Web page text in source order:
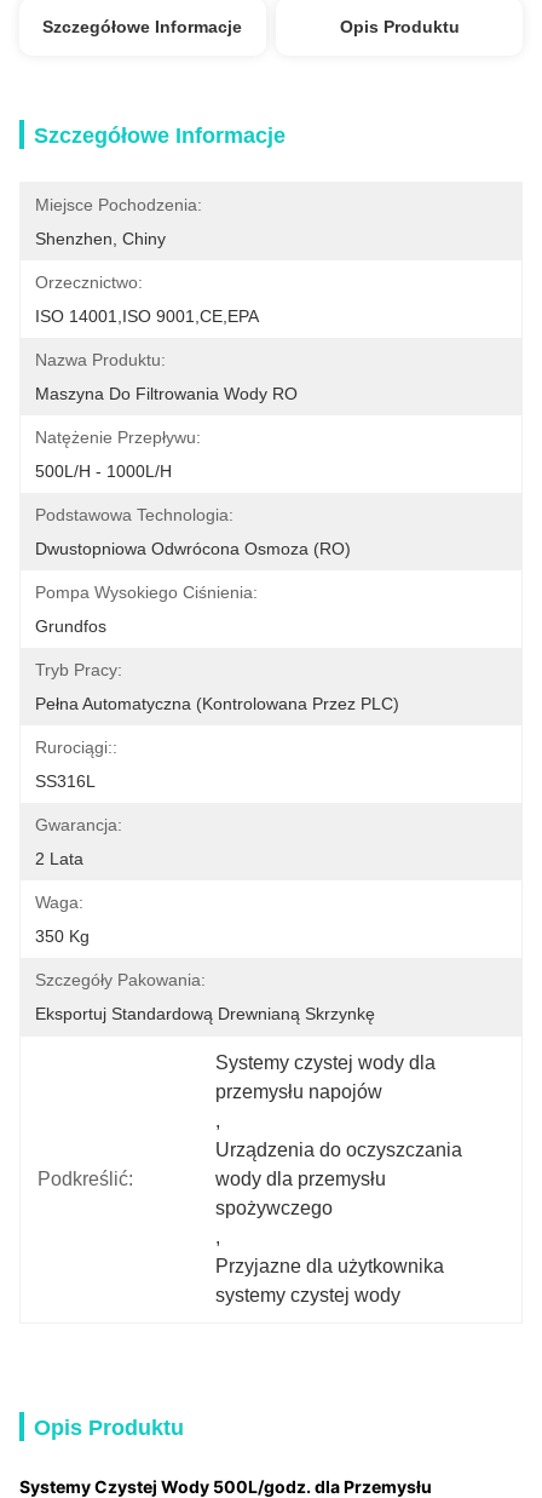
Szczegółowe Informacje Opis Produktu
Szczegółowe Informacje
Miejsce Pochodzenia:
Shenzhen, Chiny
Orzecznictwo:
ISO 14001,ISO 9001,CE,EPA
Nazwa Produktu:
Maszyna Do Filtrowania Wody RO
Natężenie Przepływu:
500L/H - 1000L/H
Podstawowa Technologia:
Dwustopniowa Odwrócona Osmoza (RO)
Pompa Wysokiego Ciśnienia:
Grundfos
Tryb Pracy:
Pełna Automatyczna (kontrolowana Przez PLC)
Rurociągi::
SS316L
Gwarancja:
2 Lata
Waga:
350 Kg
Szczegóły Pakowania:
Eksportuj Standardową Drewnianą Skrzynkę
Podkreślić:
Systemy czystej wody dla
przemysłu napojów
,
Urządzenia do oczyszczania
wody dla przemysłu
spożywczego
,
Przyjazne dla użytkownika
systemy czystej wody
Opis Produktu
Systemy Czystej Wody 500L/godz. dla Przemysłu